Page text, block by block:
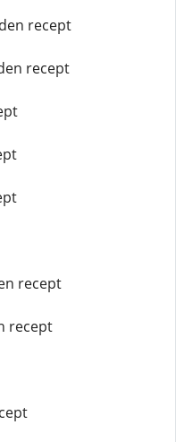
recept
recept
recept
recept